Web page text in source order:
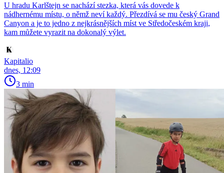
U hradu Karlštejn se nachází stezka, která vás dovede k
nádhernému místu, o němž neví každý. Přezdívá se mu český Grand
Canyon a je to jedno z nejkrásnějších míst ve Středočeském kraji,
kam můžete vyrazit na dokonalý výlet.
Kapitalio
dnes, 12:09
3 min